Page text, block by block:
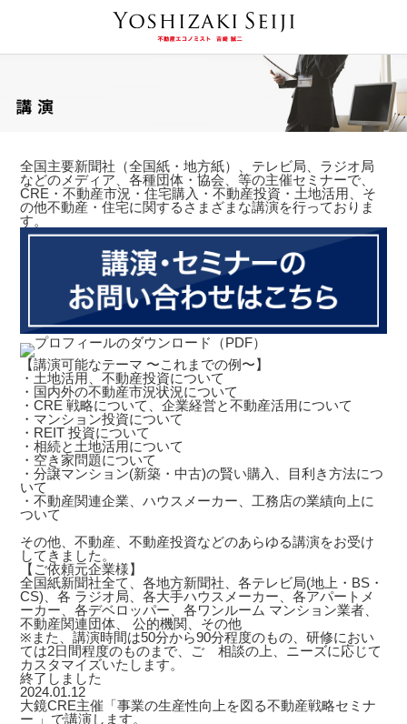
全国主要新聞社（全国紙・地方紙）、テレビ局、ラジオ局
などのメディア、各種団体・協会、等の主催セミナーで、
CRE・不動産市況・住宅購入・不動産投資・土地活用、そ
の他不動産・住宅に関するさまざまな講演を行っておりま
す。
【講演可能なテーマ 〜これまでの例〜】
・土地活用、不動産投資について
・国内外の不動産市況状況について
・CRE 戦略について、企業経営と不動産活用について
・マンション投資について
・REIT 投資について
・相続と土地活用について
・空き家問題について
・分譲マンション(新築・中古)の賢い購入、目利き方法につ
いて
・不動産関連企業、ハウスメーカー、工務店の業績向上に
ついて
その他、不動産、不動産投資などのあらゆる講演をお受け
してきました。
【ご依頼元企業様】
全国紙新聞社全て、各地方新聞社、各テレビ局(地上・BS・
CS)、各 ラジオ局、各大手ハウスメーカー、各アパートメ
ーカー、各デベロッパー、各ワンルーム マンション業者、
不動産関連団体、 公的機関、その他
※また、講演時間は50分から90分程度のもの、研修におい
ては2日間程度のものまで、ご゙相談の上、ニーズに応じて
カスタマイズいたします。
終了しました
2024.01.12
大鏡CRE主催「事業の生産性向上を図る不動産戦略セミナ
ー 」で講演します。